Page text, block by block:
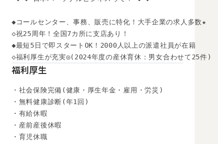
◆コールセンター、事務、販売に特化！大手企業の求人多数★
◇祝25周年！全国7カ所に支店あり！
◆最短5日で即スタートOK！2000人以上の派遣社員が在籍
◇福利厚生が充実◎(2024年度の産休育休：男女合わせて25件)
福利厚生
・社会保険完備(健康・厚生年金・雇用・労災)
・無料健康診断(年1回)
・有給休暇
・産前産後休暇
・育児休職